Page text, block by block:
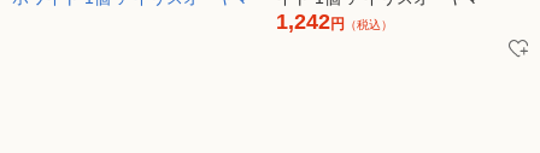
1,242円 （税込）